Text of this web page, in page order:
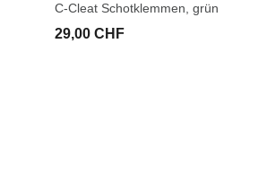
C-Cleat Schotklemmen, grün
29,00 CHF